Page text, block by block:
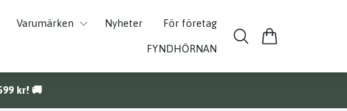
Varumärken Nyheter För företag
FYNDHÖRNAN
kr! 🚚